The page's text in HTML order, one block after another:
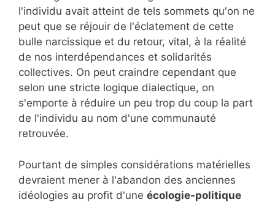
l'individu avait atteint de tels sommets qu'on ne
peut que se réjouir de l'éclatement de cette
bulle narcissique et du retour, vital, à la réalité
de nos interdépendances et solidarités
collectives. On peut craindre cependant que
selon une stricte logique dialectique, on
s'emporte à réduire un peu trop du coup la part
de l'individu au nom d'une communauté
retrouvée.
Pourtant de simples considérations matérielles
devraient mener à l'abandon des anciennes
idéologies au profit d'une écologie-politique